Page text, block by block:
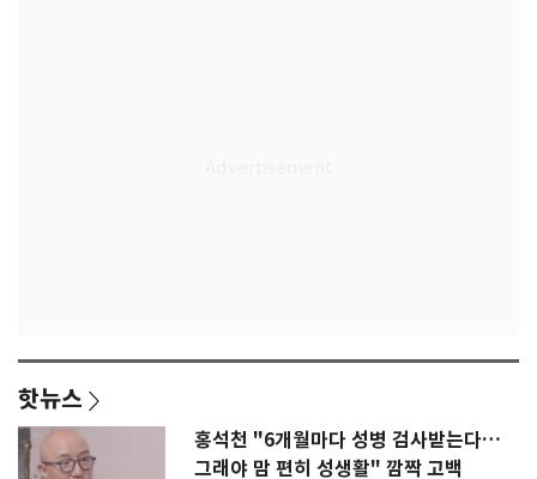
핫뉴스
홍석천 "6개월마다 성병 검사받는다…
그래야 맘 편히 성생활" 깜짝 고백